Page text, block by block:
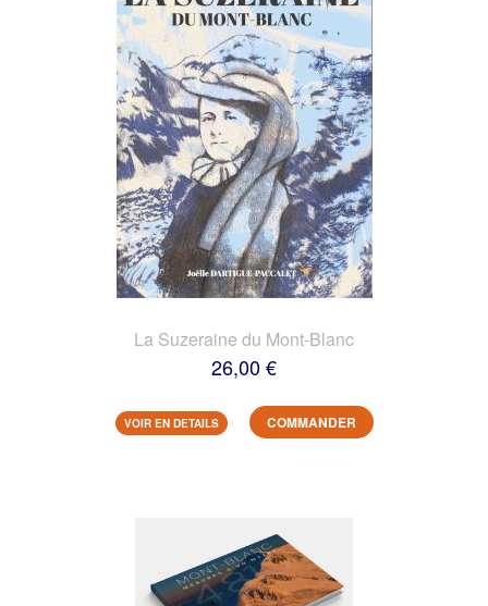
La Suzeraine du Mont-Blanc
26,00 €
VOIR EN DETAILS COMMANDER